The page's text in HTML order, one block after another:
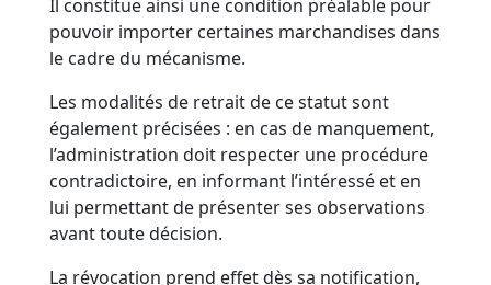
Il constitue ainsi une condition préalable pour
pouvoir importer certaines marchandises dans
le cadre du mécanisme.
Les modalités de retrait de ce statut sont
également précisées : en cas de manquement,
l’administration doit respecter une procédure
contradictoire, en informant l’intéressé et en
lui permettant de présenter ses observations
avant toute décision.
La révocation prend effet dès sa notification,